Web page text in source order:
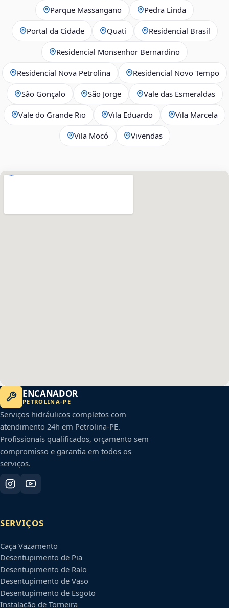
Parque Massangano Pedra Linda
Portal da Cidade Quati Residencial Brasil
Residencial Monsenhor Bernardino
Residencial Nova Petrolina Residencial Novo Tempo
São Gonçalo São Jorge Vale das Esmeraldas
Vale do Grande Rio Vila Eduardo Vila Marcela
Vila Mocó Vivendas
ENCANADOR
PETROLINA-PE
Serviços hidráulicos completos com
atendimento 24h em Petrolina-PE.
Profissionais qualificados, orçamento sem
compromisso e garantia em todos os
serviços.
SERVIÇOS
Caça Vazamento
Desentupimento de Pia
Desentupimento de Ralo
Desentupimento de Vaso
Desentupimento de Esgoto
Instalação de Torneira